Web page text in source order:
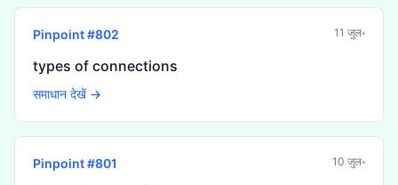
Pinpoint #802 11 जुल॰
types of connections
समाधान देखें →
Pinpoint #801 10 जुल॰